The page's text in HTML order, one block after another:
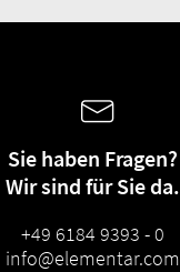
Sie haben Fragen?
Wir sind für Sie da.
+49 6184 9393 - 0
info@elementar.com